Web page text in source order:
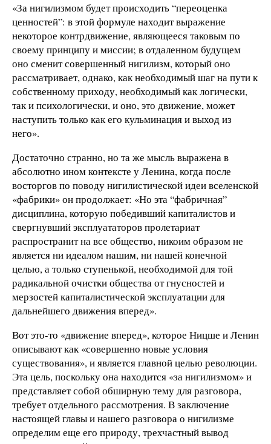
«За нигилизмом будет происходить “переоценка
ценностей”: в этой формуле находит выражение
некоторое контрдвижение, являющееся таковым по
своему принципу и миссии; в отдаленном будущем
оно сменит совершенный нигилизм, который оно
рассматривает, однако, как необходимый шаг на пути к
собственному приходу, необходимый как логически,
так и психологически, и оно, это движение, может
наступить только как его кульминация и выход из
него».
Достаточно странно, но та же мысль выражена в
абсолютно ином контексте у Ленина, когда после
восторгов по поводу нигилистической идеи вселенской
«фабрики» он продолжает: «Но эта “фабричная”
дисциплина, которую победивший капиталистов и
свергнувший эксплуататоров пролетариат
распространит на все общество, никоим образом не
является ни идеалом нашим, ни нашей конечной
целью, а только ступенькой, необходимой для той
радикальной очистки общества от гнусностей и
мерзостей капиталистической эксплуатации для
дальнейшего движения вперед».
Вот это-то «движение вперед», которое Ницше и Ленин
описывают как «совершенно новые условия
существования», и является главной целью революции.
Эта цель, поскольку она находится «за нигилизмом» и
представляет собой обширную тему для разговора,
требует отдельного рассмотрения. В заключение
настоящей главы и нашего разговора о нигилизме
определим еще его природу, трехчастный вывод